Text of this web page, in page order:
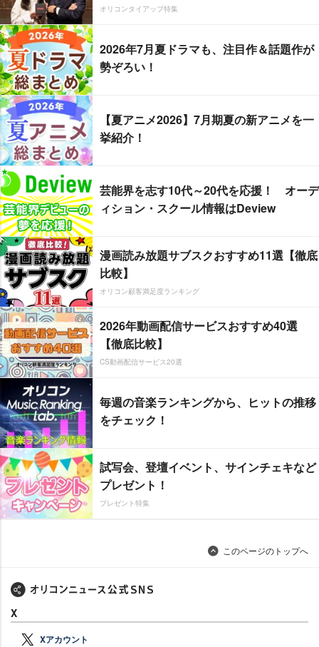
オリコンタイアップ特集
2026年7月夏ドラマも、注目作＆話題作が
勢ぞろい！
【夏アニメ2026】7月期夏の新アニメを一
挙紹介！
芸能界を志す10代～20代を応援！ オーデ
ィション・スクール情報はDeview
漫画読み放題サブスクおすすめ11選【徹底
比較】
オリコン顧客満足度ランキング
2026年動画配信サービスおすすめ40選
【徹底比較】
CS動画配信サービス20選
毎週の音楽ランキングから、ヒットの推移
をチェック！
試写会、登壇イベント、サインチェキなど
プレゼント！
プレゼント特集
このページのトップへ
X
Xアカウント